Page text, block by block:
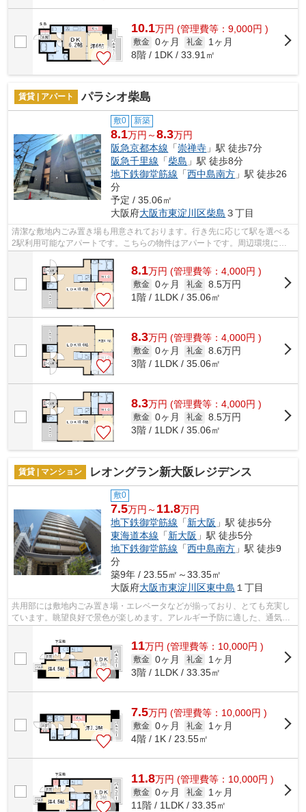
10.1万円 (管理費等：9,000円 )
敷金 0ヶ月 礼金
1ヶ月
8階 / 1DK / 33.91㎡
賃貸 | アパート パラシオ柴島
敷0 新築
8.1万円～8.3万円
阪急京都本線 「崇禅寺 」駅 徒歩7分
阪急千里線 「柴島 」駅 徒歩8分
地下鉄御堂筋線 「西中島南方 」駅 徒歩26
分
予定 / 35.06㎡
大阪府大阪市東淀川区柴島 ３丁目
清潔な敷地内ごみ置き場も用意されております。行き先に応じて駅を選べる
2駅利用可能なアパートです。こちらの物件はアパートです。周辺環境にこ
だわる方にご紹介したいのが大阪市東淀...
8.1万円 (管理費等：4,000円 )
敷金 0ヶ月 礼金 8.5万円
1階 / 1LDK / 35.06㎡
8.3万円 (管理費等：4,000円 )
敷金 0ヶ月 礼金 8.6万円
3階 / 1LDK / 35.06㎡
8.3万円 (管理費等：4,000円 )
敷金 0ヶ月 礼金 8.5万円
3階 / 1LDK / 35.06㎡
賃貸 | マンション レオングラン新大阪レジデンス
敷0
7.5万円～ 11.8万円
地下鉄御堂筋線 「新大阪 」駅 徒歩5分
東海道本線 「新大阪 」駅 徒歩5分
地下鉄御堂筋線 「西中島南方 」駅 徒歩9
分
築9年 / 23.55㎡～33.35㎡
大阪府大阪市東淀川区東中島 １丁目
共用部には敷地内ごみ置き場・エレベータなどが揃っており、とても充実し
ています。眺望良好で景色が楽しめます。アレルギー予防に適した、通気性
11万円 (管理費等：10,000円 )
敷金 0ヶ月 礼金
1ヶ月
3階 / 1LDK / 33.35㎡
7.5万円 (管理費等：10,000円 )
敷金 0ヶ月 礼金
1ヶ月
4階 / 1K / 23.55㎡
11.8万円 (管理費等：10,000円 )
敷金 0ヶ月 礼金
1ヶ月
11階 / 1LDK / 33.35㎡